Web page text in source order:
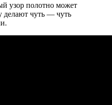
узор полотно может
делают чуть — чуть